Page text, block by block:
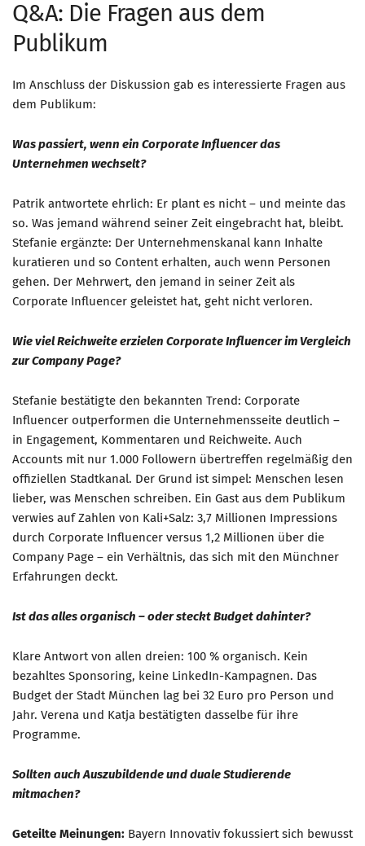
Q&A: Die Fragen aus dem
Publikum
Im Anschluss der Diskussion gab es interessierte Fragen aus
dem Publikum:
Was passiert, wenn ein Corporate Influencer das
Unternehmen wechselt?
Patrik antwortete ehrlich: Er plant es nicht – und meinte das
so. Was jemand während seiner Zeit eingebracht hat, bleibt.
Stefanie ergänzte: Der Unternehmenskanal kann Inhalte
kuratieren und so Content erhalten, auch wenn Personen
gehen. Der Mehrwert, den jemand in seiner Zeit als
Corporate Influencer geleistet hat, geht nicht verloren.
Wie viel Reichweite erzielen Corporate Influencer im Vergleich
zur Company Page?
Stefanie bestätigte den bekannten Trend: Corporate
Influencer outperformen die Unternehmensseite deutlich –
in Engagement, Kommentaren und Reichweite. Auch
Accounts mit nur 1.000 Followern übertreffen regelmäßig den
offiziellen Stadtkanal. Der Grund ist simpel: Menschen lesen
lieber, was Menschen schreiben. Ein Gast aus dem Publikum
verwies auf Zahlen von Kali+Salz: 3,7 Millionen Impressions
durch Corporate Influencer versus 1,2 Millionen über die
Company Page – ein Verhältnis, das sich mit den Münchner
Erfahrungen deckt.
Ist das alles organisch – oder steckt Budget dahinter?
Klare Antwort von allen dreien: 100 % organisch. Kein
bezahltes Sponsoring, keine LinkedIn-Kampagnen. Das
Budget der Stadt München lag bei 32 Euro pro Person und
Jahr. Verena und Katja bestätigten dasselbe für ihre
Programme.
Sollten auch Auszubildende und duale Studierende
mitmachen?
Geteilte Meinungen: Bayern Innovativ fokussiert sich bewusst